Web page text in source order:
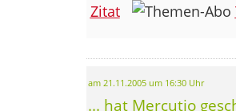
Zitat
am 21.11.2005 um 16:30 Uhr
... hat Mercutio